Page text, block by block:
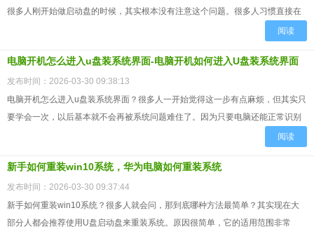
很多人刚开始做启动盘的时候，其实根本没有注意这个问题。很多人习惯直接在
阅读
电脑开机怎么进入u盘装系统界面-电脑开机如何进入U盘装系统界面
发布时间：2026-03-30 09:38:13
电脑开机怎么进入u盘装系统界面？很多人一开始觉得这一步有点麻烦，但其实只
要学会一次，以后基本就不会再被系统问题难住了。因为只要电脑还能正常识别
阅读
新手如何重装win10系统，华为电脑如何重装系统
发布时间：2026-03-30 09:37:44
新手如何重装win10系统？很多人就会问，那到底哪种方法最简单？其实现在大
部分人都会推荐使用U盘启动盘来重装系统。原因很简单，它的适用范围非常